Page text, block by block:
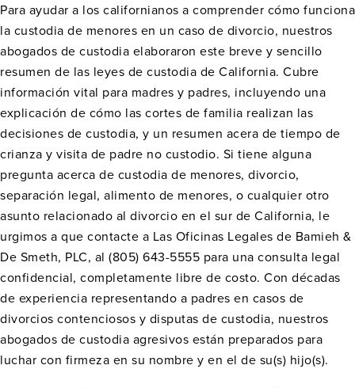
Para ayudar a los californianos a comprender cómo funciona
la custodia de menores en un caso de divorcio, nuestros
abogados de custodia elaboraron este breve y sencillo
resumen de las leyes de custodia de California. Cubre
información vital para madres y padres, incluyendo una
explicación de cómo las cortes de familia realizan las
decisiones de custodia, y un resumen acera de tiempo de
crianza y visita de padre no custodio. Si tiene alguna
pregunta acerca de custodia de menores, divorcio,
separación legal, alimento de menores, o cualquier otro
asunto relacionado al divorcio en el sur de California, le
urgimos a que contacte a Las Oficinas Legales de Bamieh &
De Smeth, PLC, al (805) 643-5555 para una consulta legal
confidencial, completamente libre de costo. Con décadas
de experiencia representando a padres en casos de
divorcios contenciosos y disputas de custodia, nuestros
abogados de custodia agresivos están preparados para
luchar con firmeza en su nombre y en el de su(s) hijo(s).